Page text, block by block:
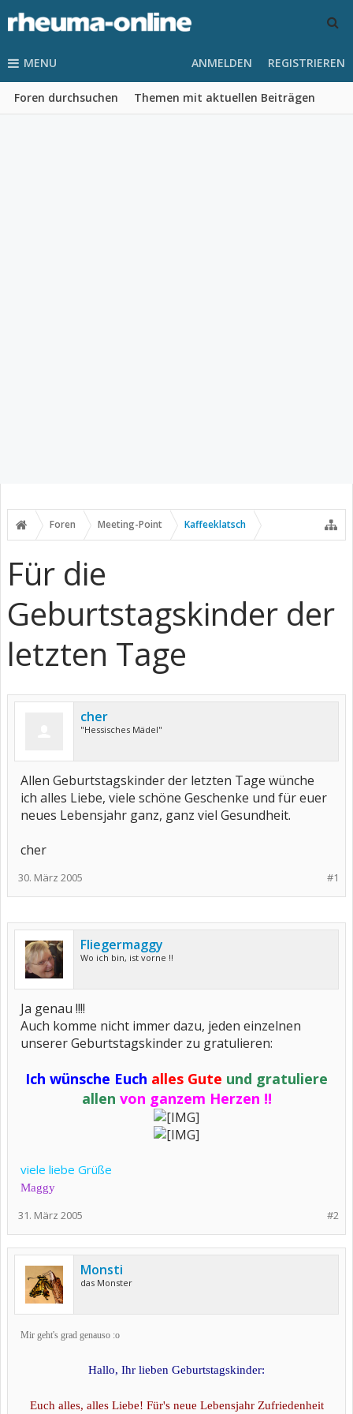
MENU
Foren durchsuchen Themen mit aktuellen Beiträgen
ANMELDEN REGISTRIEREN
Foren Meeting-Point Kaffeeklatsch
Für die
Geburtstagskinder der
letzten Tage
cher
"Hessisches Mädel"
Allen Geburtstagskinder der letzten Tage wünche
ich alles Liebe, viele schöne Geschenke und für euer
neues Lebensjahr ganz, ganz viel Gesundheit.
cher
#1
30. März 2005
Fliegermaggy
Wo ich bin, ist vorne !!
Ja genau !!!!
Auch komme nicht immer dazu, jeden einzelnen
unserer Geburtstagskinder zu gratulieren:
Ich wünsche Euch alles Gute und gratuliere
allen von ganzem Herzen !!
viele liebe Grüße
Maggy
#2
31. März 2005
Monsti
das Monster
Mir geht's grad genauso :o
Hallo, Ihr lieben Geburtstagskinder:
Euch alles, alles Liebe! Für's neue Lebensjahr Zufriedenheit